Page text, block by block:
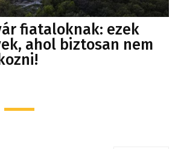
fiataloknak: ezek
ahol biztosan nem